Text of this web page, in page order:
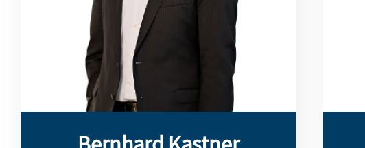
Bernhard Kastner ist seit 2008 bei SLG
im Bereich Marktrisiko-Management
tätig. Seine Aufgaben umfassen die